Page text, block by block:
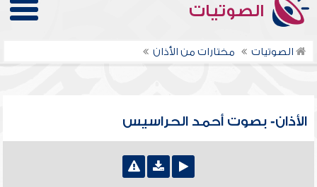
الصوتيات
الصوتيات مختارات من الأذان
الأذان- بصوت أحمد الحراسيس